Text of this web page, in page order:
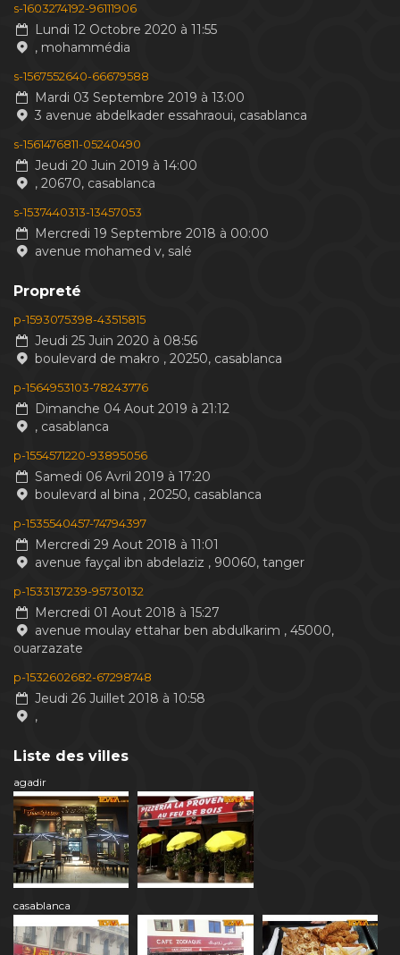
s-1603274192-96111906
Lundi 12 Octobre 2020 à 11:55
, mohammédia
s-1567552640-66679588
Mardi 03 Septembre 2019 à 13:00
3 avenue abdelkader essahraoui, casablanca
s-1561476811-05240490
Jeudi 20 Juin 2019 à 14:00
, 20670, casablanca
s-1537440313-13457053
Mercredi 19 Septembre 2018 à 00:00
avenue mohamed v, salé
Propreté
p-1593075398-43515815
Jeudi 25 Juin 2020 à 08:56
boulevard de makro , 20250, casablanca
p-1564953103-78243776
Dimanche 04 Aout 2019 à 21:12
, casablanca
p-1554571220-93895056
Samedi 06 Avril 2019 à 17:20
boulevard al bina , 20250, casablanca
p-1535540457-74794397
Mercredi 29 Aout 2018 à 11:01
avenue fayçal ibn abdelaziz , 90060, tanger
p-1533137239-95730132
Mercredi 01 Aout 2018 à 15:27
avenue moulay ettahar ben abdulkarim , 45000,
ouarzazate
p-1532602682-67298748
Jeudi 26 Juillet 2018 à 10:58
,
Liste des villes
agadir
casablanca